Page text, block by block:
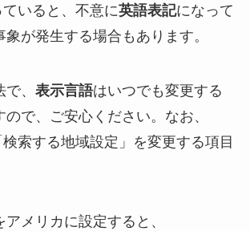
いると、不意に英語表記になって
象が発生する場合もあります。
、 表示言語はいつでも変更する
で、ご安心ください。なお、
索する地域設定」を変更する項目
メリカに設定すると、